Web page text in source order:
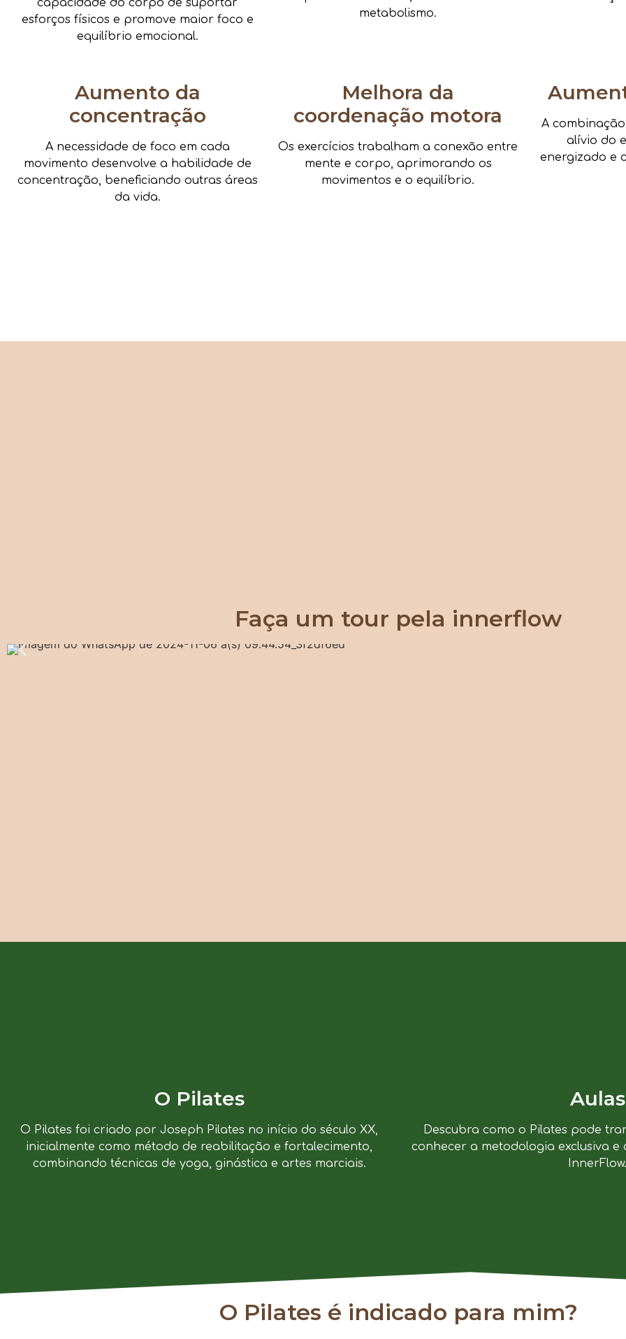
esforços físicos e promove maior foco e
equilíbrio emocional.
metabolismo.
Aumento da
concentração
A necessidade de foco em cada
movimento desenvolve a habilidade de
concentração, beneficiando outras áreas
da vida.
Melhora da
coordenação motora
Os exercícios trabalham a conexão entre
mente e corpo, aprimorando os
movimentos e o equilíbrio.
A
alívio do
energizado e
Faça um tour pela innerflow
O Pilates
O Pilates foi criado por Joseph Pilates no início do século XX,
inicialmente como método de reabilitação e fortalecimento,
combinando técnicas de yoga, ginástica e artes marciais.
Aulas
Descubra como o Pilates pode
conhecer a metodologia exclusiva e
InnerFlow.
O Pilates é indicado para mim?